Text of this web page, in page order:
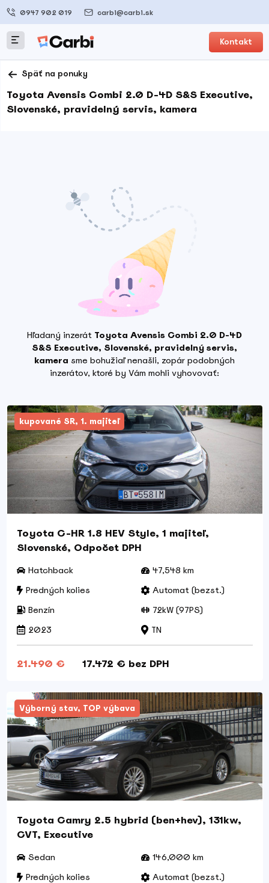
0947 902 019 carbi@carbi.sk
Kontakt
Späť na ponuky
Toyota Avensis Combi 2.0 D-4D S&S Executive,
Slovenské, pravidelný servis, kamera
Hľadaný inzerátToyota Avensis Combi 2.0 D-4D
S&S Executive, Slovenské, pravidelný servis,
kamera sme bohužiaľ nenašli, zopár podobných
inzerátov, ktoré by Vám mohli vyhovovať:
kupované SR, 1. majiteľ
Toyota C-HR 1.8 HEV Style, 1 majiteľ,
Slovenské, Odpočet DPH
Hatchback
47,548 km
Predných kolies
Automat (bezst.)
Benzín
72kW (97PS)
2023
TN
21.490 € 17.472 € bez DPH
Výborný stav, TOP výbava
Toyota Camry 2.5 hybrid (ben+hev), 131kw,
CVT, Executive
Sedan
146,000 km
Predných kolies
Automat (bezst.)